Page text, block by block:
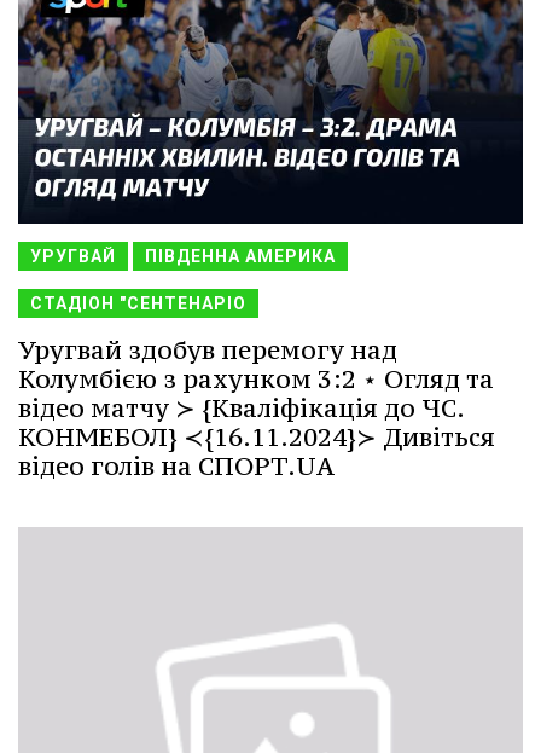
УРУГВАЙ ПІВДЕННА АМЕРИКА
СТАДІОН "СЕНТЕНАРІО
Уругвай здобув перемогу над
Колумбією з рахунком 3:2 ⋆ Огляд та
відео матчу ≻ {Кваліфікація до ЧС.
КОНМЕБОЛ} ≺{16.11.2024}≻ Дивіться
відео голів на СПОРТ.UA